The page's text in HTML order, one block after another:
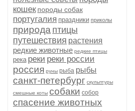
кошек породы собак
португалия праздники приколы
природа птицы
путешествия растения
редкие животные редкие птицы
река реки реки россии
россия руны рыба рыбы
санкт-петербург скульптуры
смешные коты собаки собор
спасение животных